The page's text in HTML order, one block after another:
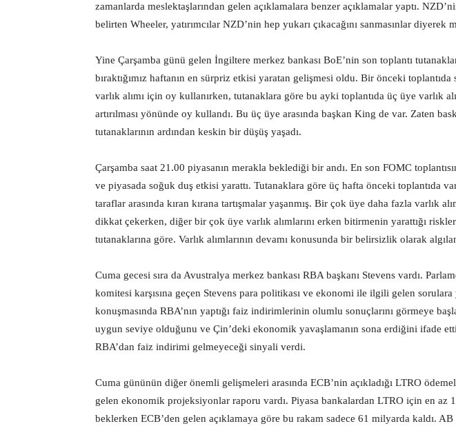
zamanlarda meslektaşlarından gelen açıklamalara benzer açıklamalar yaptı.
belirten Wheeler, yatırımcılar NZD’nin hep yukarı çıkacağını sanmasınlar diyerek
Yine Çarşamba günü gelen İngiltere merkez bankası BoE’nin son toplantı
bıraktığımız haftanın en sürpriz etkisi yaratan gelişmesi oldu. Bir önceki
varlık alımı için oy kullanırken, tutanaklara göre bu ayki toplantıda üç üye varlık
artırılması yönünde oy kullandı. Bu üç üye arasında başkan King de var. Zaten
tutanaklarının ardından keskin bir düşüş yaşadı.
Çarşamba saat 21.00 piyasanın merakla beklediği bir andı. En son FOMC
ve piyasada soğuk duş etkisi yarattı. Tutanaklara göre üç hafta önceki toplantıda
taraflar arasında kıran kırana tartışmalar yaşanmış. Bir çok üye daha fazla varlık
dikkat çekerken, diğer bir çok üye varlık alımlarını erken bitirmenin yarattığı
tutanaklarına göre. Varlık alımlarının devamı konusunda bir belirsizlik olarak
Cuma gecesi sıra da Avustralya merkez bankası RBA başkanı Stevens vardı.
komitesi karşısına geçen Stevens para politikası ve ekonomi ile ilgili gelen sorulara
konuşmasında RBA’nın yaptığı faiz indirimlerinin olumlu sonuçlarını görmeye
uygun seviye olduğunu ve Çin’deki ekonomik yavaşlamanın sona erdiğini ifade
RBA’dan faiz indirimi gelmeyeceği sinyali verdi.
Cuma gününün diğer önemli gelişmeleri arasında ECB’nin açıkladığı LTRO
gelen ekonomik projeksiyonlar raporu vardı. Piyasa bankalardan LTRO için en az
beklerken ECB’den gelen açıklamaya göre bu rakam sadece 61 milyarda kaldı.